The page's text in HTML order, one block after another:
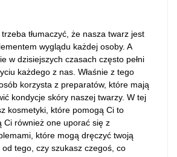
tłumaczyć, że nasza twarz jest
wyglądu każdej osoby. A
w dzisiejszych czasach często pełni
każdego z nas. Właśnie z tego
korzysta z preparatów, które mają
kondycje skóry naszej twarzy. W tej
kosmetyki, które pomogą Ci to
Ci również one uporać się z
które mogą dręczyć twoją
tego, czy szukasz czegoś, co